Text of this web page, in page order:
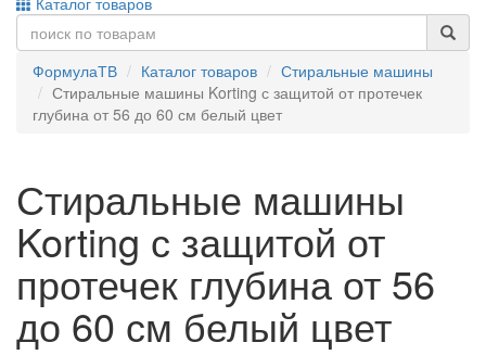
ФормулаТВ Каталог товаров
Стиральные машины
Стиральные машины Korting с защитой от протечек
глубина от 56 до 60 см белый цвет
Стиральные машины
Korting с защитой от
протечек глубина от 56
до 60 см белый цвет